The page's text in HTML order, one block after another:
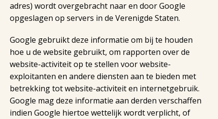
adres) wordt overgebracht naar en door Google
opgeslagen op servers in de Verenigde Staten.
Google gebruikt deze informatie om bij te houden
hoe u de website gebruikt, om rapporten over de
website-activiteit op te stellen voor website-
exploitanten en andere diensten aan te bieden met
betrekking tot website-activiteit en internetgebruik.
Google mag deze informatie aan derden verschaffen
indien Google hiertoe wettelijk wordt verplicht, of